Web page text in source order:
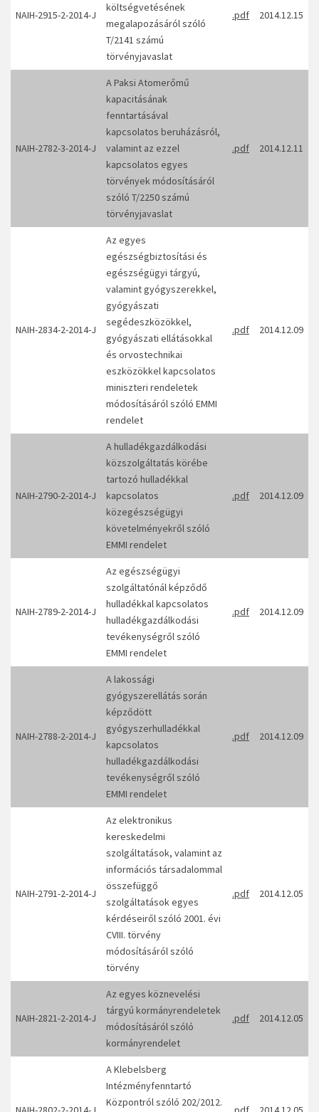
NAIH-2915-2-2014-J
költségvetésének
megalapozásáról szóló
T/2141 számú
törvényjavaslat
.pdf 2014.12.15
NAIH-2782-3-2014-J
A Paksi Atomerőmű
kapacitásának
fenntartásával
kapcsolatos beruházásról,
valamint az ezzel
kapcsolatos egyes
törvények módosításáról
szóló T/2250 számú
törvényjavaslat
.pdf 2014.12.11
NAIH-2834-2-2014-J
Az egyes
egészségbiztosítási és
egészségügyi tárgyú,
valamint gyógyszerekkel,
gyógyászati
segédeszközökkel,
gyógyászati ellátásokkal
és orvostechnikai
eszközökkel kapcsolatos
miniszteri rendeletek
módosításáról szóló EMMI
rendelet
.pdf 2014.12.09
NAIH-2790-2-2014-J
A hulladékgazdálkodási
közszolgáltatás körébe
tartozó hulladékkal
kapcsolatos
közegészségügyi
követelményekről szóló
EMMI rendelet
.pdf 2014.12.09
NAIH-2789-2-2014-J
Az egészségügyi
szolgáltatónál képződő
hulladékkal kapcsolatos
hulladékgazdálkodási
tevékenységről szóló
EMMI rendelet
.pdf 2014.12.09
NAIH-2788-2-2014-J
A lakossági
gyógyszerellátás során
képződött
gyógyszerhulladékkal
kapcsolatos
hulladékgazdálkodási
tevékenységről szóló
EMMI rendelet
.pdf 2014.12.09
NAIH-2791-2-2014-J
Az elektronikus
kereskedelmi
szolgáltatások, valamint az
információs társadalommal
összefüggő
szolgáltatások egyes
kérdéseiről szóló 2001. évi
CVIII. törvény
módosításáról szóló
törvény
.pdf 2014.12.05
NAIH-2821-2-2014-J
Az egyes köznevelési
tárgyú kormányrendeletek
módosításáról szóló
kormányrendelet
.pdf 2014.12.05
A Klebelsberg
Intézményfenntartó
Központról szóló 202/2012.